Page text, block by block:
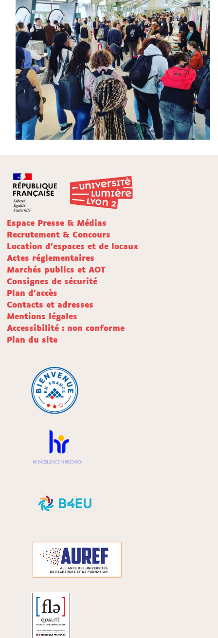
Espace Presse & Médias
Recrutement & Concours
Location d'espaces et de locaux
Actes réglementaires
Marchés publics et AOT
Consignes de sécurité
Plan d'accès
Contacts et adresses
Mentions légales
Accessibilité : non conforme
Plan du site